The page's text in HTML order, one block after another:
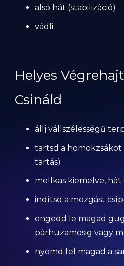
alsó hát (stabilizáció)
vádli
Helyes
Csináld
állj vállszélességű
tartsd a
tartás)
mellkas kiemelve, hát
indítsd a mozgást
engedd le magad
párhuzamosig vagy
nyomd fel magad a